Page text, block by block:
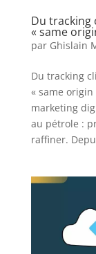
Du tracking
« same
par Ghislain
Du tracking
« same origin
marketing
au pétrole :
raffiner.